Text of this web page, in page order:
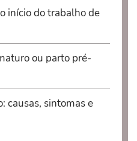
início do trabalho de
ou parto pré-
causas, sintomas e